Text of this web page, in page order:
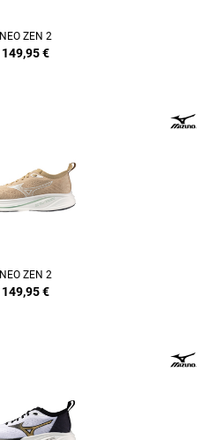
NEO ZEN 2
149,95€
NEO ZEN 2
149,95€